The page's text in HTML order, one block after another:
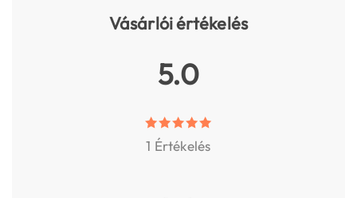
Vásárlói értékelés
5.0
1 Értékelés